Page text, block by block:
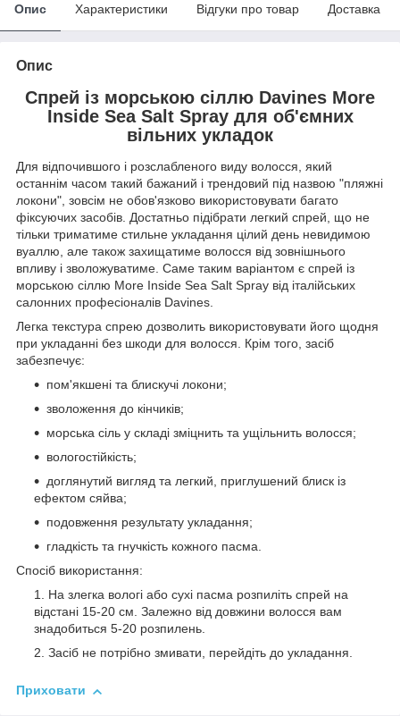
Опис Характеристики Відгуки про товар Доставка
Опис
Спрей із морською сіллю Davines More
Inside Sea Salt Spray для об'ємних
вільних укладок
Для відпочившого і розслабленого виду волосся, який
останнім часом такий бажаний і трендовий під назвою "пляжні
локони", зовсім не обов'язково використовувати багато
фіксуючих засобів. Достатньо підібрати легкий спрей, що не
тільки триматиме стильне укладання цілий день невидимою
вуаллю, але також захищатиме волосся від зовнішнього
впливу і зволожуватиме. Саме таким варіантом є спрей із
морською сіллю More Inside Sea Salt Spray від італійських
салонних професіоналів Davines.
Легка текстура спрею дозволить використовувати його щодня
при укладанні без шкоди для волосся. Крім того, засіб
забезпечує:
пом'якшені та блискучі локони;
зволоження до кінчиків;
морська сіль у складі зміцнить та ущільнить волосся;
вологостійкість;
доглянутий вигляд та легкий, приглушений блиск із
ефектом сяйва;
подовження результату укладання;
гладкість та гнучкість кожного пасма.
Спосіб використання:
На злегка вологі або сухі пасма розпиліть спрей на
відстані 15-20 см. Залежно від довжини волосся вам
знадобиться 5-20 розпилень.
Засіб не потрібно змивати, перейдіть до укладання.
Приховати